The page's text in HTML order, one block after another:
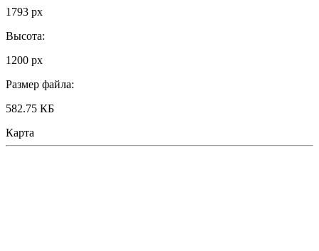
1793 px
Высота:
1200 px
Размер файла:
582.75 КБ
Карта